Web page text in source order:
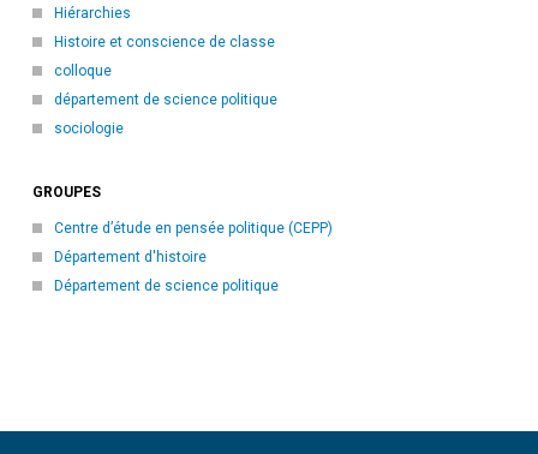
Hiérarchies
Histoire et conscience de classe
colloque
département de science politique
sociologie
GROUPES
Centre d’étude en pensée politique (CEPP)
Département d'histoire
Département de science politique